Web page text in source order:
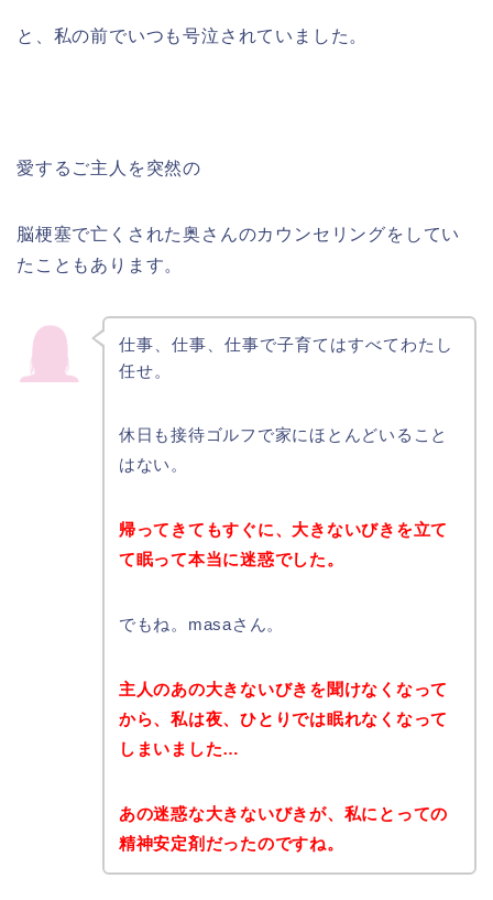
と、私の前でいつも号泣されていました。
愛するご主人を突然の
脳梗塞で亡くされた奥さんのカウンセリングをしてい
たこともあります。
仕事、仕事、仕事で子育てはすべてわたし
任せ。
休日も接待ゴルフで家にほとんどいること
はない。
帰ってきてもすぐに、大きないびきを立て
て眠って本当に迷惑でした。
でもね。masaさん。
主人のあの大きないびきを聞けなくなって
から、私は夜、ひとりでは眠れなくなって
しまいました…
あの迷惑な大きないびきが、私にとっての
精神安定剤だったのですね。